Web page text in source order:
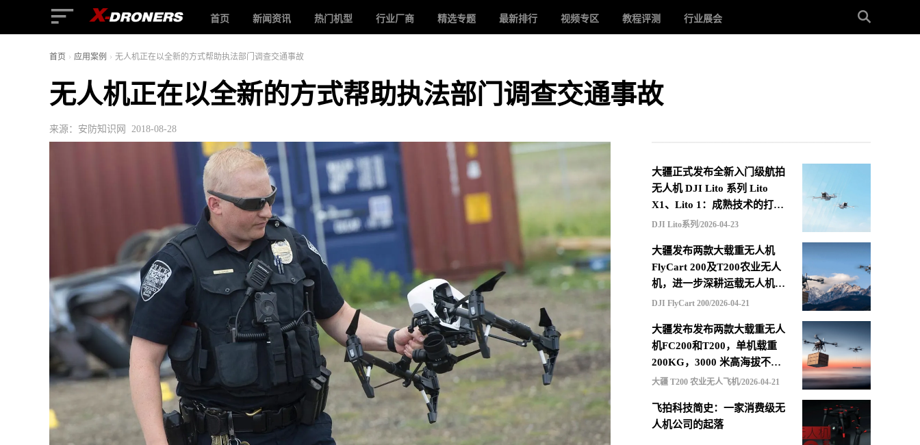
首页 新闻资讯 热门机型 行业厂商 精选专题 最新排行 视频专区 教程评测 行业展会
首页 › 应用案例 › 无人机正在以全新的方式帮助执法部门调查交通事故
无人机正在以全新的方式帮助执法部门调查交通事故
来源：安防知识网 2018-08-28
大疆正式发布全新入门级航拍
无人机 DJI Lito 系列 Lito
X1、Lito 1：成熟技术的打包
重组，更低价格的选择
DJI Lito系列/2026-04-23
大疆发布两款大载重无人机
FlyCart 200及T200农业无人
机，进一步深耕运载无人机市
场
DJI FlyCart 200/2026-04-21
大疆发布发布两款大载重无人
机FC200和T200，单机载重
200KG，3000 米高海拔不减
载，支持四机联吊最多600KG
大疆 T200 农业无人飞机/2026-04-21
飞拍科技简史：一家消费级无
人机公司的起落